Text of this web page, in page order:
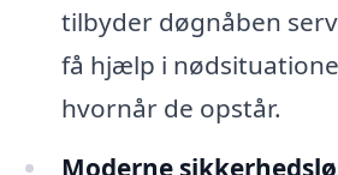
tilbyder døgnåben
få hjælp i
hvornår de opstår.
Moderne